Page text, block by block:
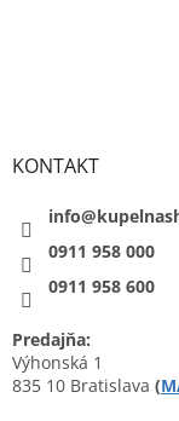
KONTAKT
0911 958 000
0911 958 600
Predajňa:
Výhonská 1
835 10 Bratislava (